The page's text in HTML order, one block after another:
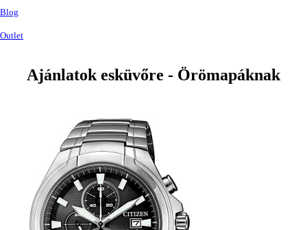
Blog
Outlet
Ajánlatok esküvőre - Örömapáknak